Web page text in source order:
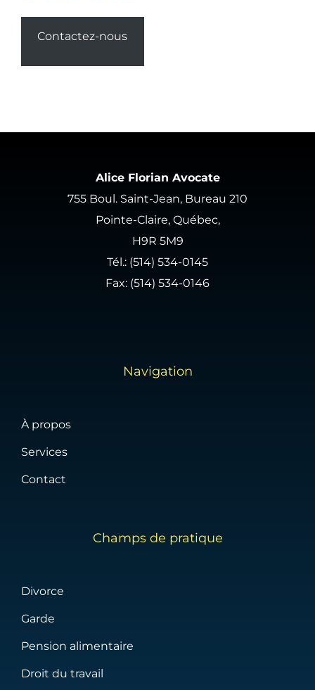
Contactez-nous
Alice Florian Avocate
755 Boul. Saint-Jean, Bureau 210
Pointe-Claire, Québec,
H9R 5M9
Tél.: (514) 534-0145
Fax: (514) 534-0146
Navigation
À propos
Services
Contact
Champs de pratique
Divorce
Garde
Pension alimentaire
Droit du travail